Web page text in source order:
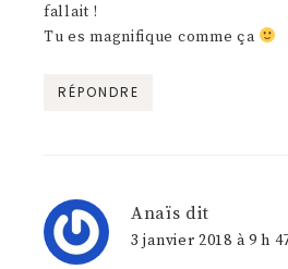
fallait !
Tu es magnifique comme ça
RÉPONDRE
Anaïs dit
3 janvier 2018 à 9 h